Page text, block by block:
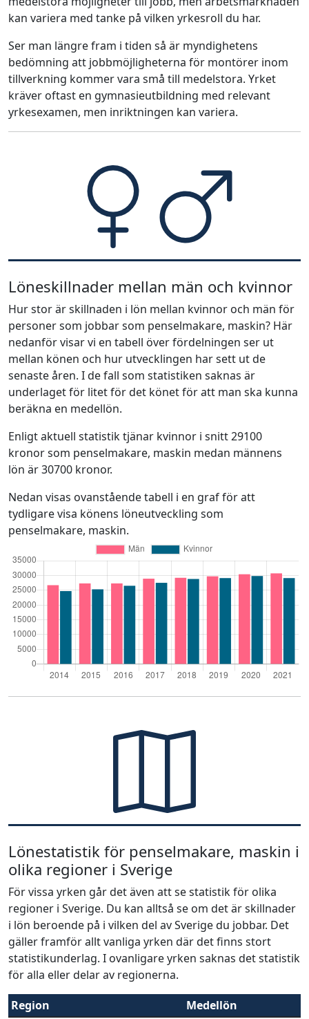
kan variera med tanke på vilken yrkesroll du har.
Ser man längre fram i tiden så är myndighetens
bedömning att jobbmöjligheterna för montörer inom
tillverkning kommer vara små till medelstora. Yrket
kräver oftast en gymnasieutbildning med relevant
yrkesexamen, men inriktningen kan variera.
Löneskillnader mellan män och kvinnor
Hur stor är skillnaden i lön mellan kvinnor och män för
personer som jobbar som penselmakare, maskin? Här
nedanför visar vi en tabell över fördelningen ser ut
mellan könen och hur utvecklingen har sett ut de
senaste åren. I de fall som statistiken saknas är
underlaget för litet för det könet för att man ska kunna
beräkna en medellön.
Enligt aktuell statistik tjänar kvinnor i snitt 29100
kronor som penselmakare, maskin medan männens
lön är 30700 kronor.
Nedan visas ovanstående tabell i en graf för att
tydligare visa könens löneutveckling som
penselmakare, maskin.
Lönestatistik för penselmakare, maskin i
olika regioner i Sverige
För vissa yrken går det även att se statistik för olika
regioner i Sverige. Du kan alltså se om det är skillnader
i lön beroende på i vilken del av Sverige du jobbar. Det
gäller framför allt vanliga yrken där det finns stort
statistikunderlag. I ovanligare yrken saknas det statistik
för alla eller delar av regionerna.
Region
Medellön